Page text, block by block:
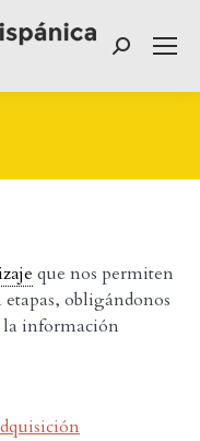
Buscar:
que nos permiten
obligándonos
la información